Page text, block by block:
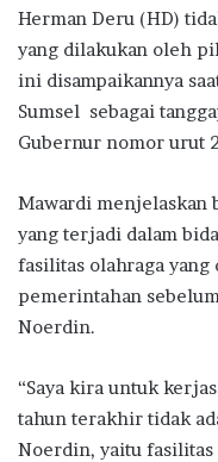
Herman Deru (HD)
yang dilakukan oleh
ini disampaikannya
Sumsel sebagai
Gubernur nomor urut 2
Mawardi menjelaskan
yang terjadi dalam
fasilitas olahraga yang
pemerintahan
Noerdin.
“Saya kira untuk
tahun terakhir tidak
Noerdin, yaitu fasilitas